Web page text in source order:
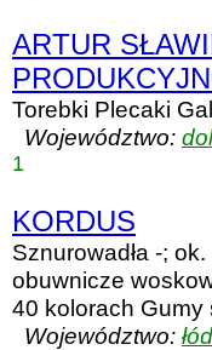
ARTUR
Torebki Plecaki
Województwo:
1
KORDUS
Sznurowadła -;
obuwnicze
40 kolorach Gumy
Województwo: